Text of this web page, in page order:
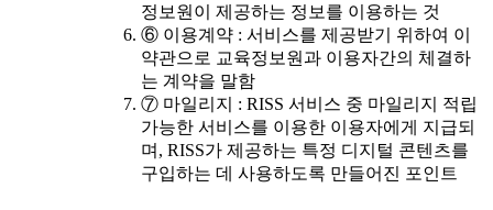
정보원이 제공하는 정보를 이용하는 것
⑥ 이용계약 : 서비스를 제공받기 위하여 이
약관으로 교육정보원과 이용자간의 체결하
는 계약을 말함
⑦ 마일리지 : RISS 서비스 중 마일리지 적립
가능한 서비스를 이용한 이용자에게 지급되
며, RISS가 제공하는 특정 디지털 콘텐츠를
구입하는 데 사용하도록 만들어진 포인트